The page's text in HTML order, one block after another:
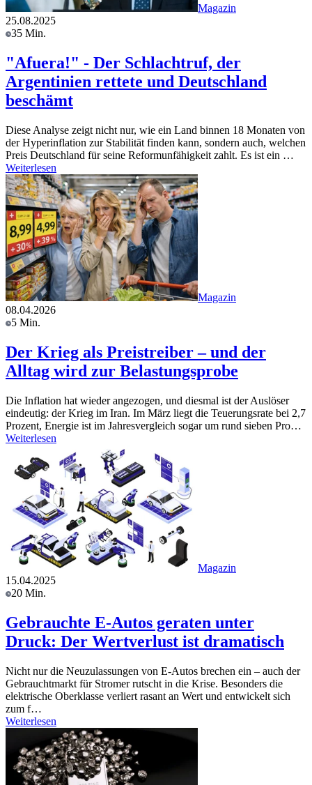
Magazin
25.08.2025
35 Min.
"Afuera!" - Der Schlachtruf, der
Argentinien rettete und Deutschland
beschämt
Diese Analyse zeigt nicht nur, wie ein Land binnen 18 Monaten von
der Hyperinflation zur Stabilität finden kann, sondern auch, welchen
Preis Deutschland für seine Reformunfähigkeit zahlt. Es ist ein …
Weiterlesen
Magazin
08.04.2026
5 Min.
Der Krieg als Preistreiber – und der
Alltag wird zur Belastungsprobe
Die Inflation hat wieder angezogen, und diesmal ist der Auslöser
eindeutig: der Krieg im Iran. Im März liegt die Teuerungsrate bei 2,7
Prozent, Energie ist im Jahresvergleich sogar um rund sieben Pro…
Weiterlesen
Magazin
15.04.2025
20 Min.
Gebrauchte E-Autos geraten unter
Druck: Der Wertverlust ist dramatisch
Nicht nur die Neuzulassungen von E-Autos brechen ein – auch der
Gebrauchtmarkt für Stromer rutscht in die Krise. Besonders die
elektrische Oberklasse verliert rasant an Wert und entwickelt sich
zum f…
Weiterlesen